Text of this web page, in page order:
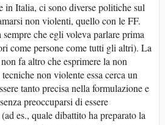
in Italia, ci sono diverse politiche sul
non violenti, quello con le FF.
che egli voleva parlare prima
come persone come tutti gli altri). La
fa altro che esprimere la non
non violente essa cerca un
tanto precisa nella formulazione e
preoccuparsi di essere
es., quale dibattito ha preparato la